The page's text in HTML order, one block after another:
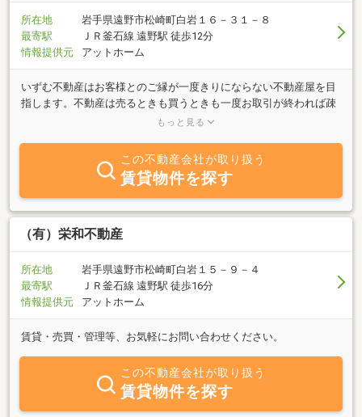
所在地
岩手県遠野市松崎町白岩１６－３１－８
最寄駅
ＪＲ釜石線 遠野駅 徒歩12分
情報提供元
アットホーム
いずむ不動産はお客様とのご縁が一度きりにならない不動産屋を目
指します。不動産は売るときも買うときも一度お取引が終われば疎
遠になりがちですがちょっとした暮らしの困りごとや悩みが起きた
相談しに行こうと思っていただけるよう誠意を持って対応致しま
もっと見る
この不動産会社が取り扱う
賃貸物件を探す
（有）栄和不動産
所在地
岩手県遠野市松崎町白岩１５－９－４
最寄駅
ＪＲ釜石線 遠野駅 徒歩16分
情報提供元
アットホーム
賃貸・売買・管理等、お気軽にお問い合わせください。
この不動産会社が取り扱う
賃貸物件を探す